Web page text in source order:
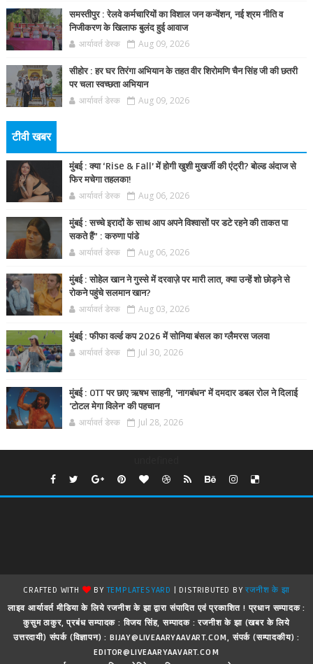
समस्तीपुर : रेलवे कर्मचारियों का विशाल जन कन्वेंशन, नई श्रम नीति व
निजीकरण के खिलाफ बुलंद हुई आवाज
आर्यावर्त डेस्क Aug 09, 2026
सीहोर : हर घर तिरंगा अभियान के तहत वीर शिरोमणि चैन सिंह जी की छतरी
पर चला स्वच्छता अभियान
आर्यावर्त डेस्क Aug 09, 2026
टीवी खबर
मुंबई : क्या ‘Rise & Fall’ में होगी खुशी मुखर्जी की एंट्री? बोल्ड अंदाज से
फिर मचेगा तहलका!
आर्यावर्त डेस्क Aug 06, 2026
मुंबई : सच्चे इरादों के साथ आप अपने विश्वासों पर डटे रहने की ताकत पा
सकते हैं” : करुणा पांडे
आर्यावर्त डेस्क Aug 06, 2026
मुंबई : सोहेल खान ने गुस्से में दरवाज़े पर मारी लात, क्या उन्हें शो छोड़ने से
रोकने पहुंचे सलमान खान?
आर्यावर्त डेस्क Aug 03, 2026
मुंबई : फीफा वर्ल्ड कप 2026 में सोनिया बंसल का ग्लैमरस जलवा
आर्यावर्त डेस्क Jul 30, 2026
मुंबई : OTT पर छाए ऋषभ साहनी, 'नागबंधन' में दमदार डबल रोल ने दिलाई
'टोटल मेगा विलेन' की पहचान
आर्यावर्त डेस्क Jul 28, 2026
CRAFTED WITH BYTEMPLATESYARD | DISTRIBUTED BYरजनीश के झा
लाइव आर्यावर्त मीडिया के लिये रजनीश के झा द्वारा संपादित एवं प्रकाशित ! प्रधान सम्पादक :
कुसुम ठाकुर, प्रबंध सम्पादक : विजय सिंह, सम्पादक : रजनीश के झा (खबर के लिये
उत्तरदायी) संपर्क (विज्ञापन) : BIJAY@LIVEAARYAAVART.COM, संपर्क (सम्पादकीय) :
EDITOR@LIVEAARYAAVART.COM